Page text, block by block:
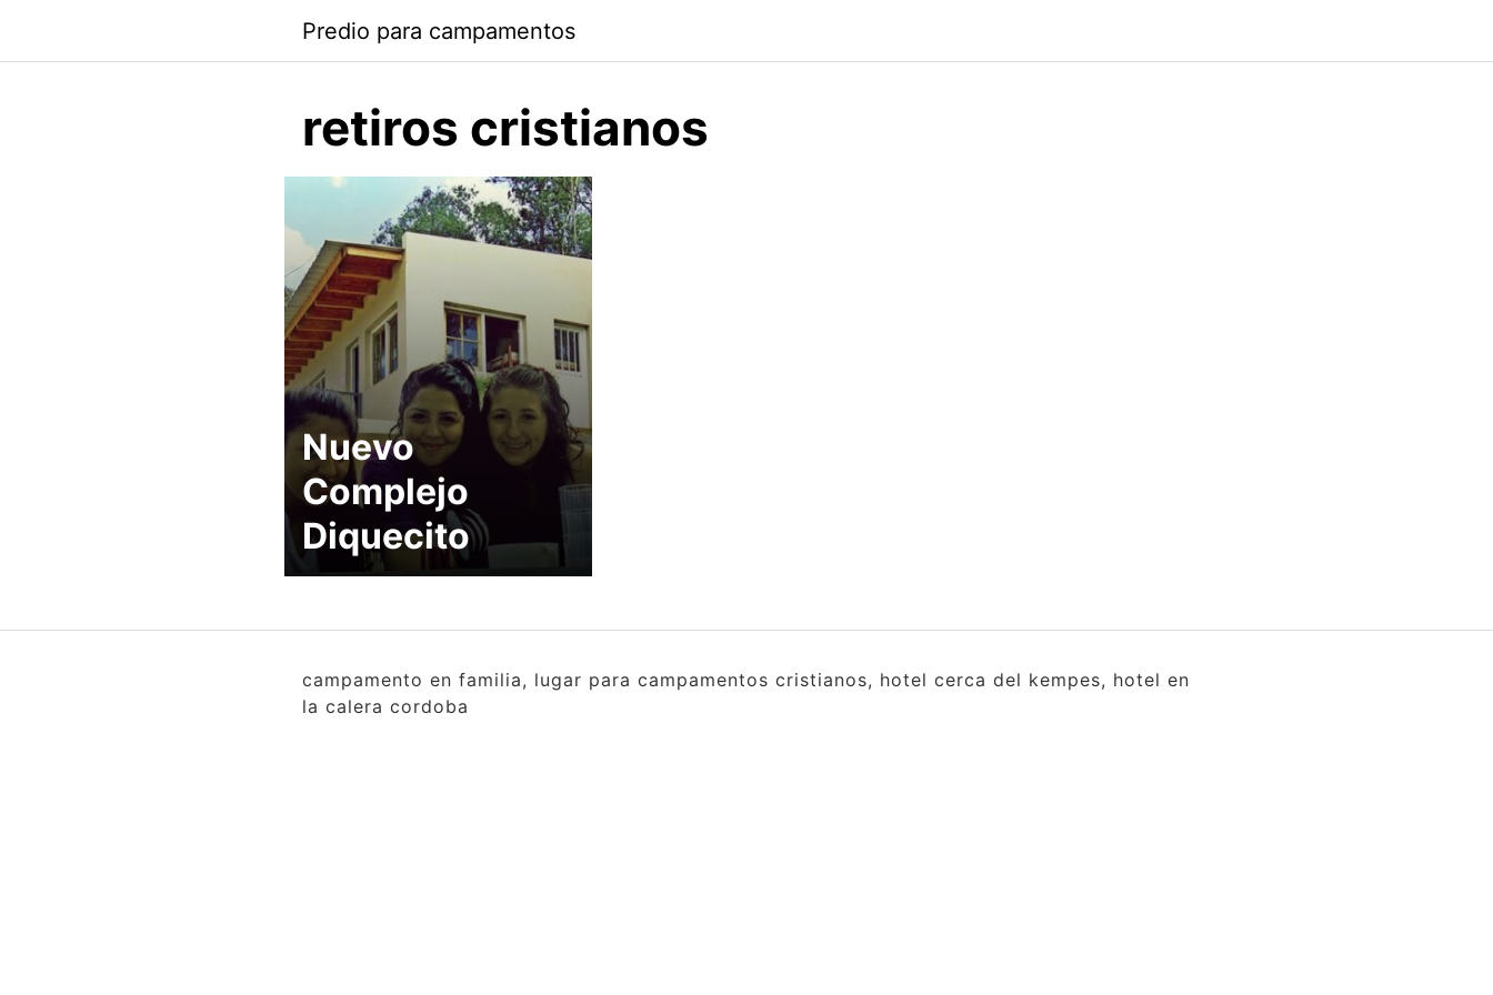
content
Predio para campamentos
retiros cristianos
Nuevo
Complejo
Diquecito
campamento en familia, lugar para campamentos cristianos, hotel cerca del kempes, hotel en
la calera cordoba